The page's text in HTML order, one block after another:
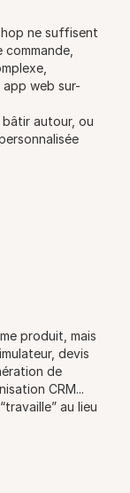
ne suffisent
web sur-
autour, ou
produit, mais
devis
de
CRM...
au lieu